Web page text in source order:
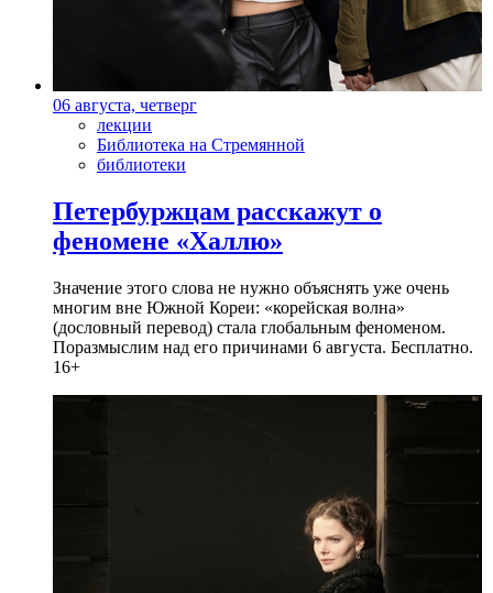
06 августа, четверг
лекции
Библиотека на Стремянной
библиотеки
Петербуржцам расскажут о
феномене «Халлю»
Значение этого слова не нужно объяснять уже очень
многим вне Южной Кореи: «корейская волна»
(дословный перевод) стала глобальным феноменом.
Поразмыслим над его причинами 6 августа. Бесплатно.
16+